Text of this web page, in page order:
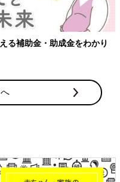
る補助金・助成金をわかり